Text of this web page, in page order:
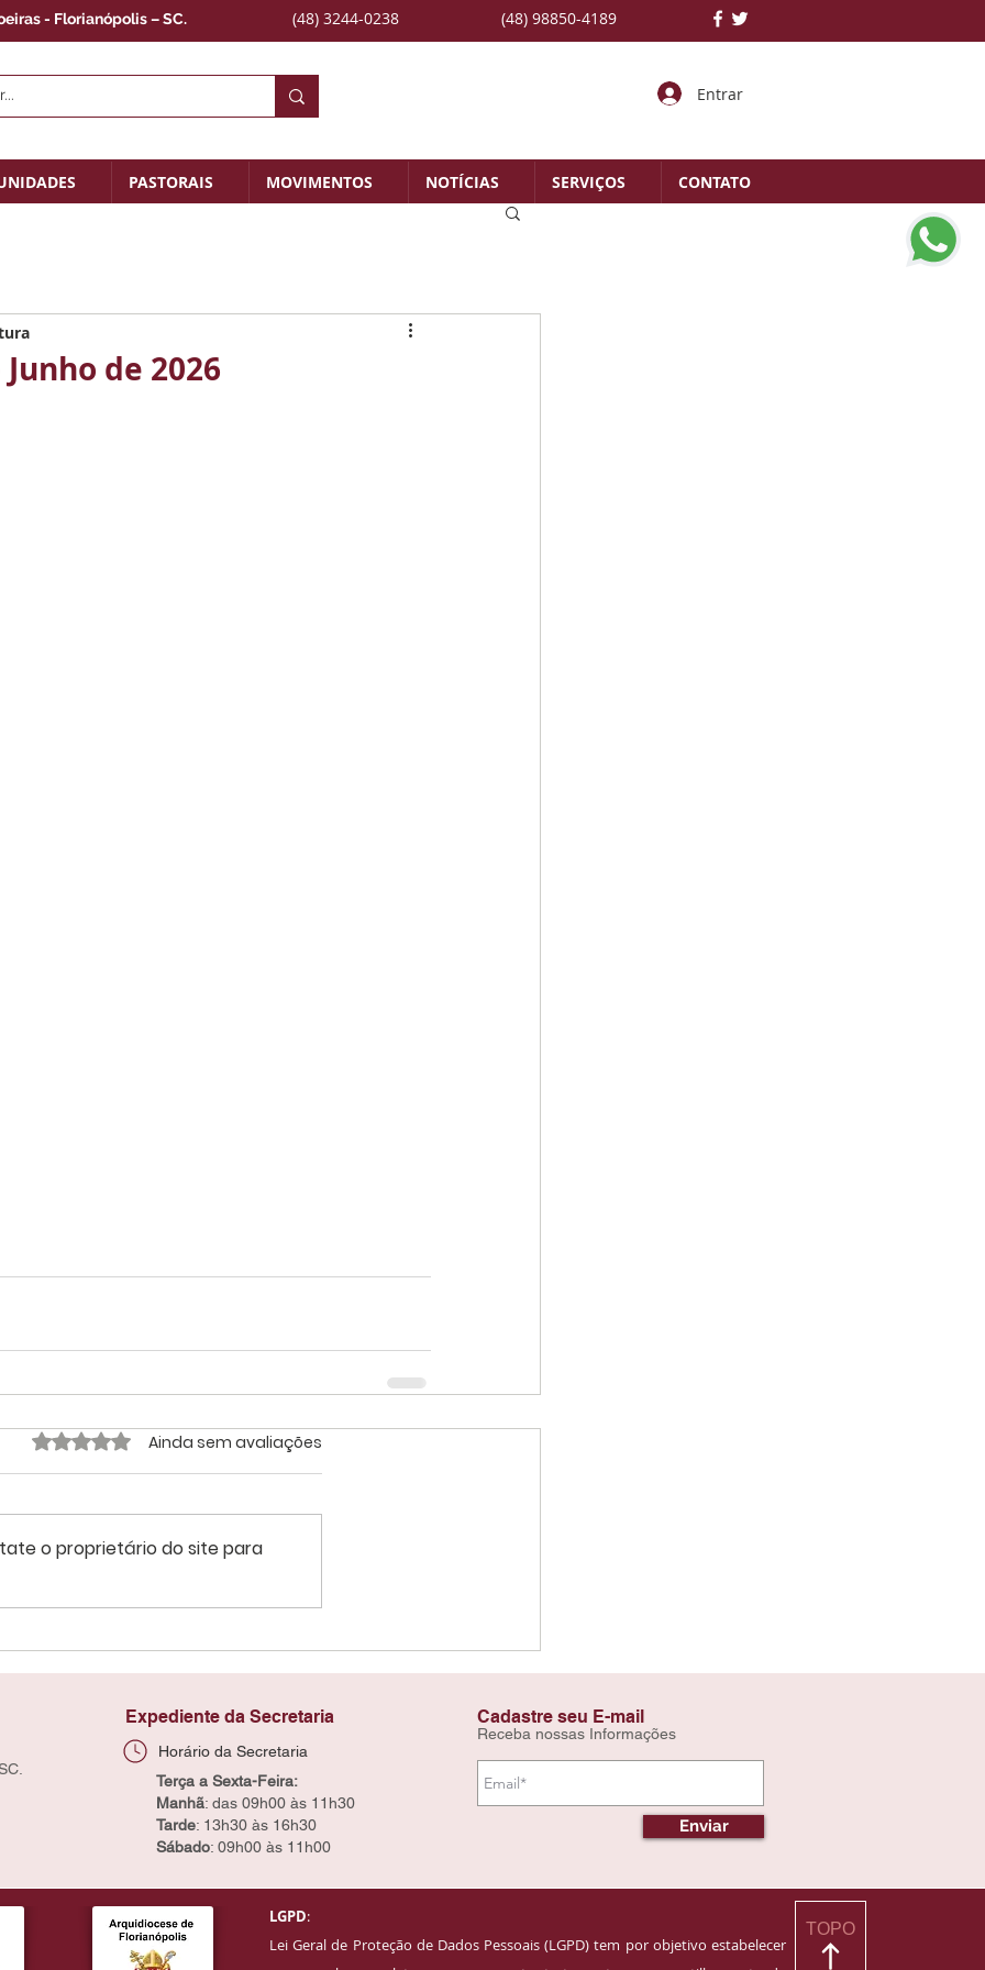
- Florianópolis – SC. (48) 3244-0238 (48) 98850-4189
Entrar
PASTORAIS MOVIMENTOS NOTÍCIAS SERVIÇOS CONTATO
de 2026
Avaliado com 0 de 5 estrelas.
Ainda sem avaliações
o proprietário do site para
Expediente da Secretaria
Horário da Secretaria
Terça a Sexta-Feira:
Manhã: das 09h00 às 11h30
Tarde: 13h30 às 16h30
Sábado: 09h00 às 11h00
Cadastre seu E-mail
Receba nossas Informações
Enviar
LGPD:
Lei Geral de Proteção de Dados Pessoais (LGPD) tem por objetivo estabelecer
TOPO